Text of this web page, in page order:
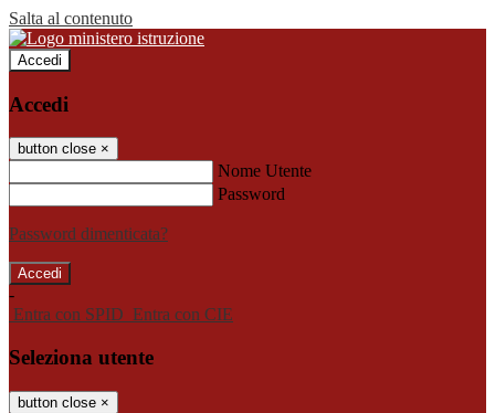
Salta al contenuto
Accedi
Accedi
button close ×
Nome Utente
Password
Password dimenticata?
-
Entra con SPID Entra con CIE
Seleziona utente
button close ×